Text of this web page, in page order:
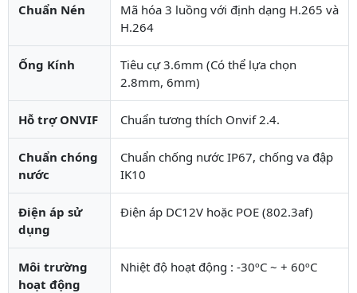
Chuẩn Nén
Mã hóa 3 luồng với định dạng H.265 và
H.264
Ống Kính
Tiêu cự 3.6mm (Có thể lựa chọn
2.8mm, 6mm)
Hỗ trợ ONVIF Chuẩn tương thích Onvif 2.4.
Chuẩn chóng
nước
Chuẩn chống nước IP67, chống va đập
IK10
Điện áp sử
dụng
Điện áp DC12V hoặc POE (802.3af)
Môi trường
hoạt động
Nhiệt độ hoạt động : -30ºC ~ + 60ºC